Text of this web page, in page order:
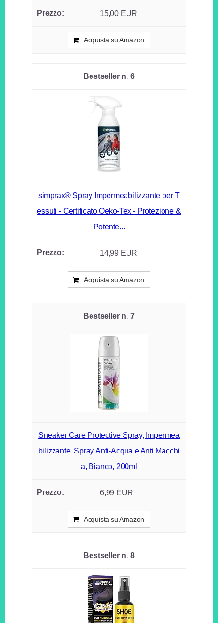
15,00 EUR
Acquista su Amazon
6
simprax® Spray Impermeabilizzante per T
essuti - Certificato Oeko-Tex - Protezione &
Potente...
14,99 EUR
Acquista su Amazon
7
Sneaker Care Protective Spray, Impermea
bilizzante, Spray Anti-Acqua e Anti Macchi
a, Bianco, 200ml
6,99 EUR
Acquista su Amazon
8